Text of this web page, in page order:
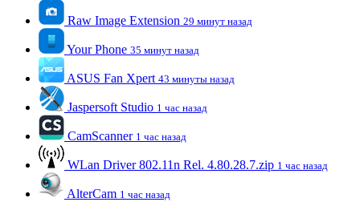
Raw Image Extension 29 минут назад
Your Phone 35 минут назад
ASUS Fan Xpert 43 минуты назад
Jaspersoft Studio 1 час назад
CamScanner 1 час назад
WLan Driver 802.11n Rel. 4.80.28.7.zip 1 час назад
AlterCam 1 час назад